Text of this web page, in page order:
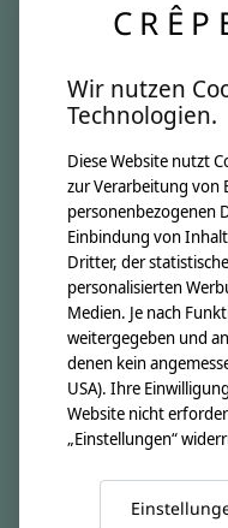
Über uns
Unsere Creppies
Nähkästchen
Unsere Stoffe
Impressum
Informationen
Kontakt
Versandkosten &
Zahlungsarten
Widerrufsbelehrung
Wir nutzen
Technologien.
Diese Website nutzt
zur Verarbeitung von
personenbezogenen
Einbindung von
Dritter, der
personalisierten
Medien. Je nach
weitergegeben und
denen kein
USA). Ihre
Website nicht
„Einstellungen“